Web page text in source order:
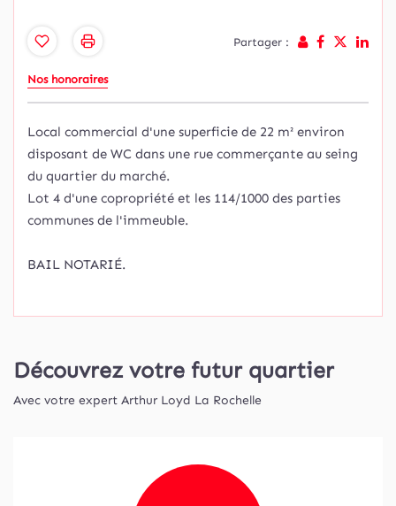
Partager :
Nos honoraires
Local commercial d'une superficie de 22 m² environ
disposant de WC dans une rue commerçante au seing
du quartier du marché.
Lot 4 d'une copropriété et les 114/1000 des parties
communes de l'immeuble.
BAIL NOTARIÉ.
Découvrez votre futur quartier
Avec votre expert Arthur Loyd La Rochelle